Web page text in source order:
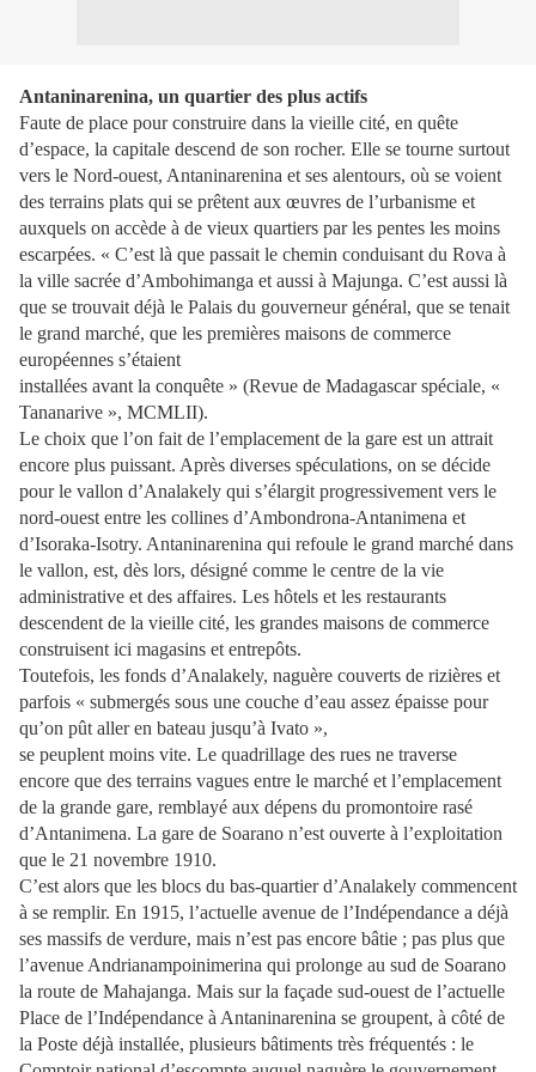
Antaninarenina, un quartier des plus actifs
Faute de place pour construire dans la vieille cité, en quête
d’espace, la capitale descend de son rocher. Elle se tourne surtout
vers le Nord-ouest, Antaninarenina et ses alentours, où se voient
des terrains plats qui se prêtent aux œuvres de l’urbanisme et
auxquels on accède à de vieux quartiers par les pentes les moins
escarpées. « C’est là que passait le chemin conduisant du Rova à
la ville sacrée d’Ambohimanga et aussi à Majunga. C’est aussi là
que se trouvait déjà le Palais du gouverneur général, que se tenait
le grand marché, que les premières maisons de commerce
européennes s’étaient
installées avant la conquête » (Revue de Madagascar spéciale, «
Tana­narive », MCMLII).
Le choix que l’on fait de l’emplacement de la gare est un attrait
encore plus puissant. Après diverses spéculations, on se décide
pour le vallon d’Analakely qui s’élargit progressivement vers le
nord-ouest entre les collines d’Ambondrona-Antanimena et
d’Isoraka-Isotry. Antaninarenina qui refoule le grand marché dans
le vallon, est, dès lors, désigné comme le centre de la vie
administrative et des affaires. Les hôtels et les restaurants
descendent de la vieille cité, les grandes maisons de commerce
construisent ici magasins et entrepôts.
Toutefois, les fonds d’Anala­kely, naguère couverts de rizières et
parfois « submergés sous une couche d’eau assez épaisse pour
qu’on pût aller en bateau jusqu’à Ivato »,
se peuplent moins vite. Le quadrillage des rues ne traverse
encore que des terrains vagues entre le marché et l’emplacement
de la grande gare, remblayé aux dépens du promontoire rasé
d’Antanimena. La gare de Soa­rano n’est ouverte à l’exploitation
que le 21 novembre 1910.
C’est alors que les blocs du bas-quartier d’Analakely commencent
à se remplir. En 1915, l’actuelle avenue de l’Indépen­dance a déjà
ses massifs de verdure, mais n’est pas encore bâtie ; pas plus que
l’avenue Andria­nampoinimerina qui prolonge au sud de Soarano
la route de Mahajanga. Mais sur la façade sud-ouest de l’actuelle
Place de l’Indépendance à Antaninarenina se groupent, à côté de
la Poste déjà installée, plusieurs bâtiments très fréquentés : le